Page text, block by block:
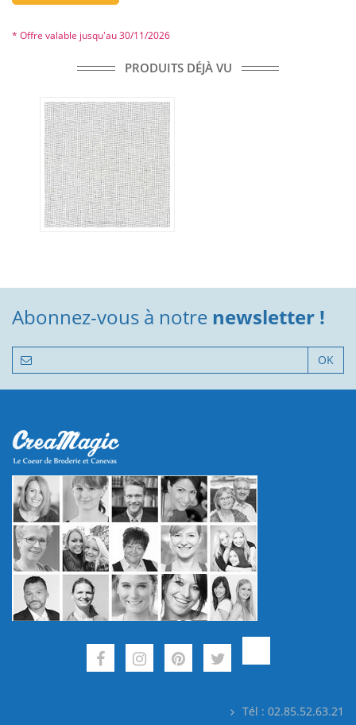
* Offre valable jusqu'au 30/11/2026
PRODUITS DÉJÀ VU
Abonnez-vous à notre newsletter !
OK
Tél : 02.85.52.63.21